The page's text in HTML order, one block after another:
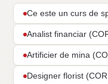
Ce este un curs de
Analist financiar
Artificier de mina
Designer florist